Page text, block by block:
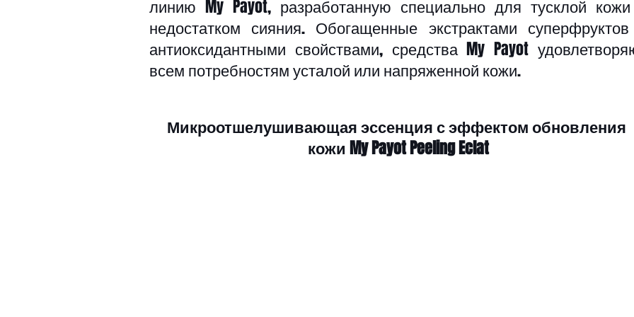
линию My Payot, разработанную специально для тусклой
недостатком сияния. Обогащенные экстрактами
антиоксидантными свойствами, средства My Payot
всем потребностям усталой или напряженной кожи.
Микроотшелушивающая эссенция с эффектом обновления
кожи My Payot Peeling Eclat